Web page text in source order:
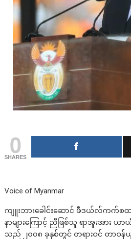
0
SHARES
Voice of Myanmar
ကျူးဘားခေါင်းဆောင် ဖီဒယ်လ်ကက်စထ
နာများကြောင့် ညီဖြစ်သူ ရာအူးအား ယ
သည် ၂၀၀၈ ခုနှစ်တွင် တရားဝင် တာဝ